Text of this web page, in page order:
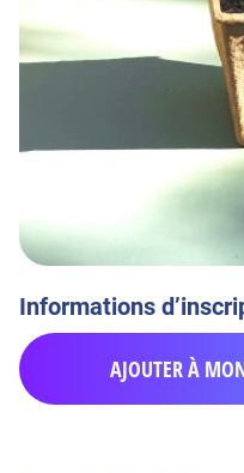
Informations
AJOUTER À